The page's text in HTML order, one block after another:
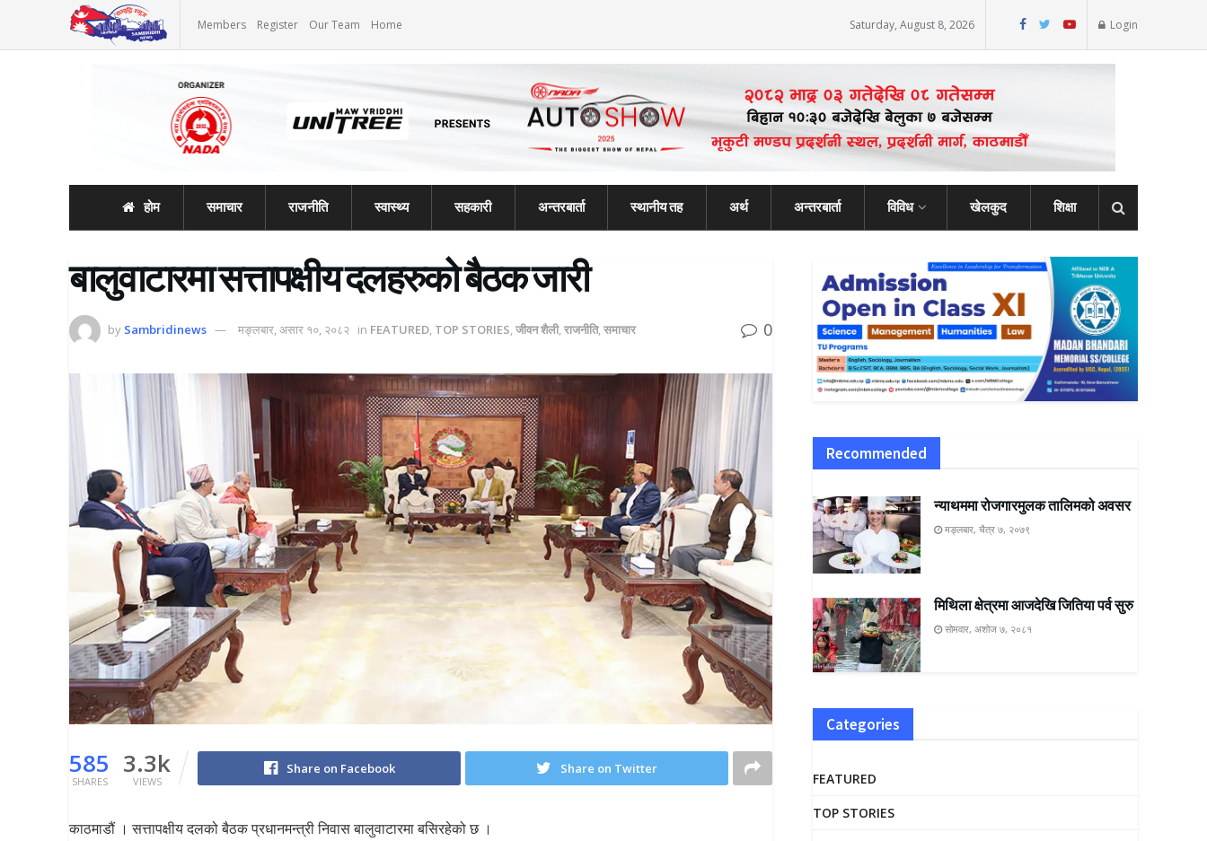
Members Register Our Team Home Saturday, August 8, 2026 Login
होम समाचार राजनीति स्वास्थ्य सहकारी अन्तरबार्ता स्थानीय तह अर्थ अन्तरबार्ता विविध खेलकुद शिक्षा
बालुवाटारमा सत्तापक्षीय दलहरुको बैठक जारी
by Sambridinews मङ्लबार, असार १०, २०८२ in FEATURED, TOP STORIES,जीवन शैली,राजनीति,समाचार 0
585
SHARES
3.3k
VIEWS
Share on Facebook Share on Twitter
काठमाडौं । सत्तापक्षीय दलको बैठक प्रधानमन्त्री निवास बालुवाटारमा बसिरहेको छ ।
Recommended
न्याथममा रोजगारमुलक तालिमको अवसर
मङ्लबार, चैत्र ७, २०७९
मिथिला क्षेत्रमा आजदेखि जितिया पर्व सुरु
सोमवार, अशोज ७, २०८१
Categories
FEATURED
TOP STORIES